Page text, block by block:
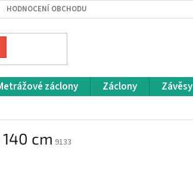
HODNOCENÍ OBCHODU
záclony Záclony Závěsy
cm 9133